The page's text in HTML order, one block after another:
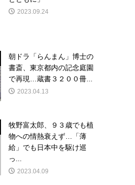
2023.09.24
朝ドラ「らんまん」博士の
書斎、東京都内の記念庭園
で再現…蔵書３２００冊...
2023.04.13
牧野富太郎、９３歳でも植
物への情熱衰えず…「薄
給」でも日本中を駆け巡
っ...
2023.04.09